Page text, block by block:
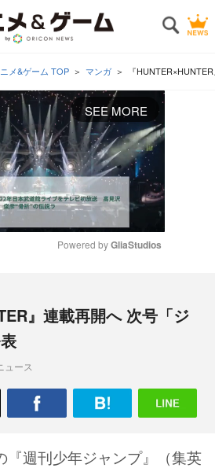
メ&ゲーム TOP マンガ 『
SEE MORE
e
Powered by GliaStudios
』連載再開へ 次号「ジ
ュース
週刊少年ジャンプ』（集英